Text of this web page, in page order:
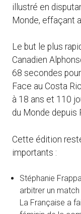
illustré en
Monde, effaçant
Le but le plus
Canadien
68 secondes
Face au Costa
à 18 ans et 110
du Monde depuis
Cette édition
importants :
Stéphanie
arbitrer un
La Française a